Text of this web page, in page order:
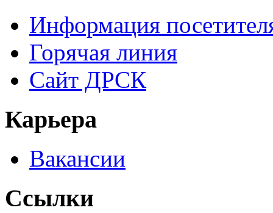
Информация
Горячая линия
Сайт ДРСК
Карьера
Вакансии
Ссылки